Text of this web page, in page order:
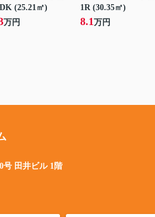
(25.21㎡)
万円
1R (30.35㎡)
8.1万円
号 田井ビル 1階